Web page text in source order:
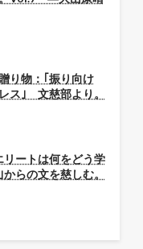
り物：｢振り向け
ス｣ 文慈部より。
リートは何をどう学
らの文を慈しむ。